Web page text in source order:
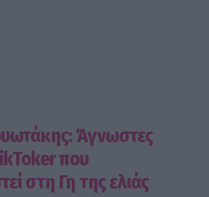
Άγνωστες
που
στη Γη της ελιάς